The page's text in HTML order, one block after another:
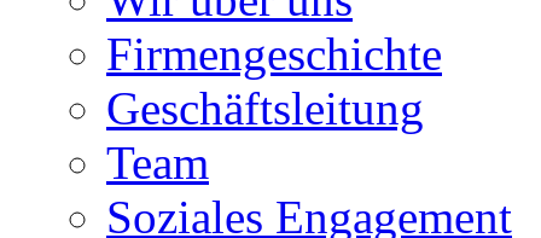
Firmengeschichte
Geschäftsleitung
Team
Soziales Engagement